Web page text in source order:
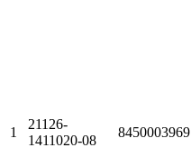
1
21126-
1411020-08
8450003969